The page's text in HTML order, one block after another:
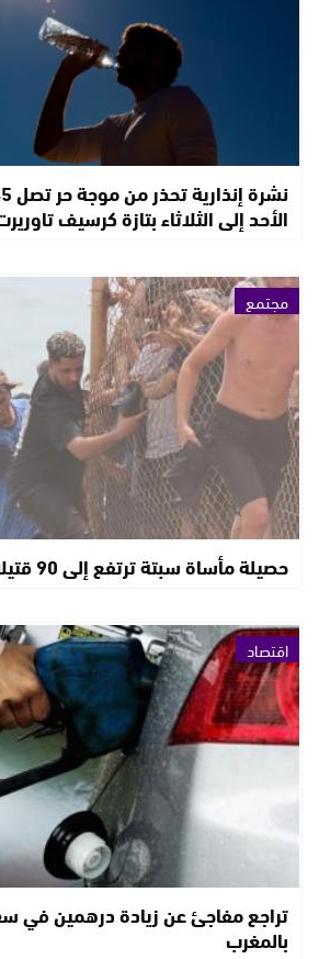
الأحد إلى الثلاثاء بتازة كرسيف
مجتمع
حصيلة مأساة سبتة ترتفع إلى 90 قتيلا..
اقتصاد
تراجع مفاجئ عن زيادة درهمين في
بالمغرب